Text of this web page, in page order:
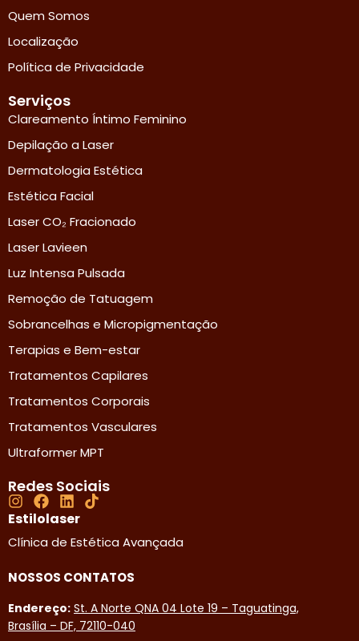
Quem Somos
Localização
Política de Privacidade
Serviços
Clareamento Íntimo Feminino
Depilação a Laser
Dermatologia Estética
Estética Facial
Laser CO₂ Fracionado
Laser Lavieen
Luz Intensa Pulsada
Remoção de Tatuagem
Sobrancelhas e Micropigmentação
Terapias e Bem-estar
Tratamentos Capilares
Tratamentos Corporais
Tratamentos Vasculares
Ultraformer MPT
Redes Sociais
Estilolaser
Clínica de Estética Avançada
NOSSOS CONTATOS
Endereço: St. A Norte QNA 04 Lote 19 – Taguatinga,
Brasília – DF, 72110-040